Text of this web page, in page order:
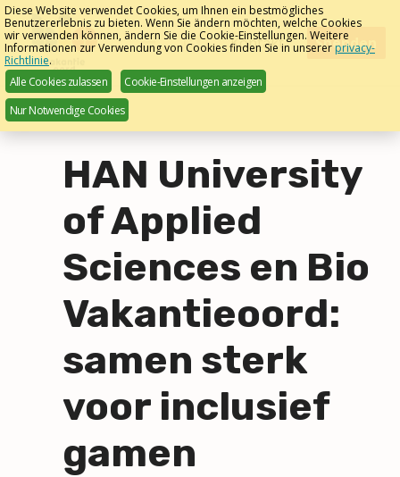
Skip
links
Jump
to
navigation
Jump
Menu
Kontakt Spenden
HAN University
of Applied
Sciences en Bio
Vakantieoord:
samen sterk
voor inclusief
gamen
Diese Website verwendet Cookies, um Ihnen ein bestmögliches
Benutzererlebnis zu bieten. Wenn Sie ändern möchten, welche Cookies
wir verwenden können, ändern Sie die Cookie-Einstellungen. Weitere
Informationen zur Verwendung von Cookies finden Sie in unsererprivacy-
Richtlinie.
Alle Cookies zulassen
Cookie-Einstellungen anzeigen
Nur Notwendige Cookies